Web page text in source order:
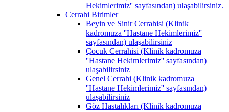
Hekimlerimiz'' sayfasından) ulaşabilirsiniz.
Cerrahi Birimler
Beyin ve Sinir Cerrahisi (Klinik
kadromuza ''Hastane Hekimlerimiz''
sayfasından) ulaşabilirsiniz
Çocuk Cerrahisi (Klinik kadromuza
''Hastane Hekimlerimiz'' sayfasından)
ulaşabilirsiniz
Genel Cerrahi (Klinik kadromuza
''Hastane Hekimlerimiz'' sayfasından)
ulaşabilirsiniz
Göz Hastalıkları (Klinik kadromuza